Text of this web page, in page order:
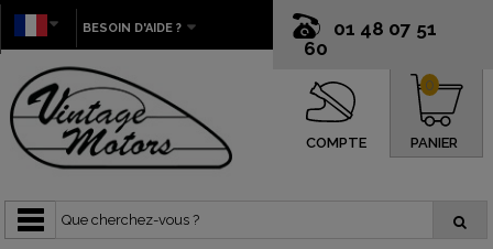
01 48 07 51
60
BESOIN D'AIDE ?
COMPTE PANIER
0